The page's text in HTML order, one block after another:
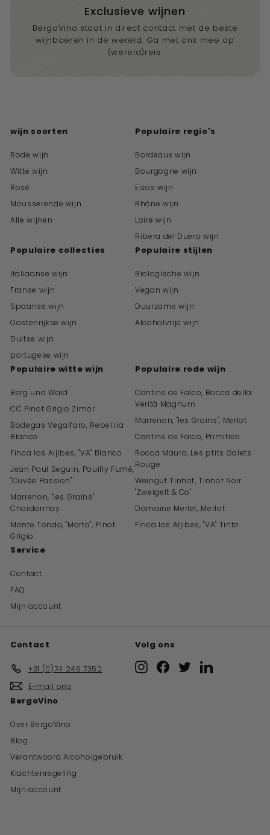
Exclusieve wijnen
BergoVino staat in direct contact met de beste
wijnboeren in de wereld. Ga met ons mee op
(wereld)reis.
wijn soorten
Rode wijn
Witte wijn
Rosé
Mousserende wijn
Alle wijnen
Populaire regio's
Bordeaux wijn
Bourgogne wijn
Elzas wijn
Rhône wijn
Loire wijn
Ribera del Duero wijn
Populaire collecties
Italiaanse wijn
Franse wijn
Spaanse wijn
Oostenrijkse wijn
Duitse wijn
portugese wijn
Populaire stijlen
Biologische wijn
Vegan wijn
Duurzame wijn
Alcoholvrije wijn
Populaire witte wijn
Berg und Wald
CC Pinot Grigio Zimor
Bodegas Vegalfaro, Rebel.lia
Blanco
Finca los Aljibes, "VA" Blanco
Jean Paul Seguin, Pouilly Fumé,
"Cuvée Passion"
Marrenon, "les Grains"
Chardonnay
Monte Tondo, "Marta", Pinot
Grigio
Populaire rode wijn
Cantine de Falco, Bocca della
Verità Magnum
Marrenon, "les Grains", Merlot
Cantine de Falco, Primitivo
Rocca Maura, Les ptits Galets
Rouge
Weingut Tinhof, Tinhof Noir
"Zweigelt & Co"
Domaine Merlet, Merlot
Finca los Aljibes, "VA" Tinto
Service
Contact
FAQ
Mijn account
Contact
+31 (0)74 246 7352
E-mail ons
Volg ons
InstagramFacebook
Twitter
BergoVino
Over BergoVino
Blog
Verantwoord Alcoholgebruik
Klachtenregeling
Mijn account